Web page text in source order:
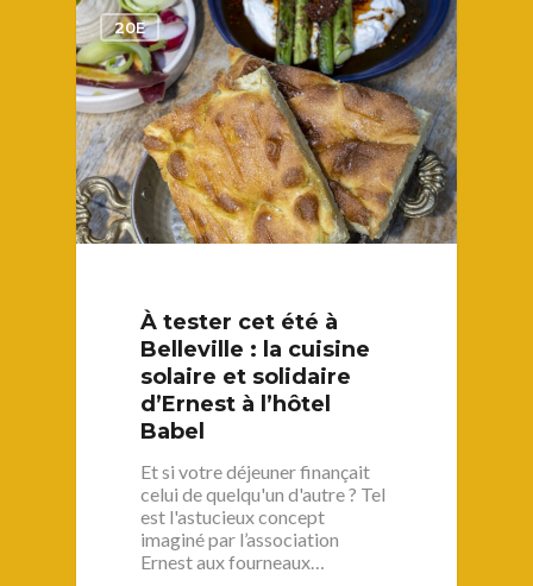
20E
À tester cet été à
Belleville : la cuisine
solaire et solidaire
d’Ernest à l’hôtel
Babel
Et si votre déjeuner finançait
celui de quelqu'un d'autre ? Tel
est l'astucieux concept
imaginé par l’association
Ernest aux fourneaux…
1